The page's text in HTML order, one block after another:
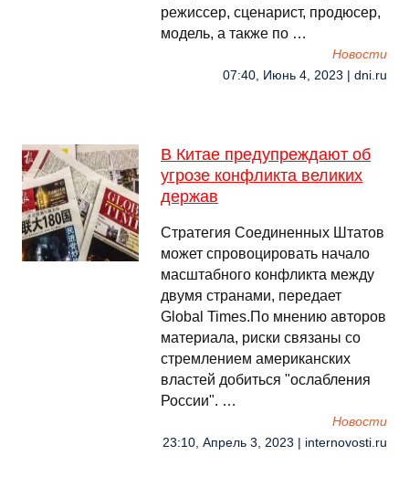
режиссер, сценарист, продюсер,
модель, а также по …
Новости
07:40, Июнь 4, 2023 | dni.ru
В Китае предупреждают об
угрозе конфликта великих
держав
Стратегия Соединенных Штатов
может спровоцировать начало
масштабного конфликта между
двумя странами, передает
Global Times.По мнению авторов
материала, риски связаны со
стремлением американских
властей добиться "ослабления
России". …
Новости
23:10, Апрель 3, 2023 | internovosti.ru